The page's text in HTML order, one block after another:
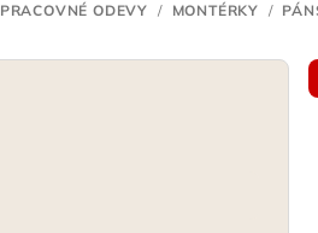
PRACOVNÉ ODEVY / MONTÉRKY /